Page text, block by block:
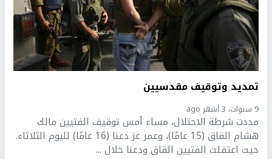
تمديد وتوقيف مقدسيين
9 سنوات، 3 أشهر ago
مددت شرطة الاحتلال، مساء أمس توقيف الفتيين مالك
هشام القاق (15 عامًا)، وعمر عز دعنا (16 عامًا) لليوم الثلاثاء.
حيث اعتقلت الفتيين القاق ودعنا خلال ...